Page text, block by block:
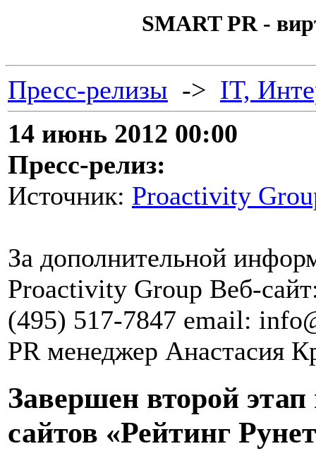
SMART PR -
Пресс-релизы -> IT,
14 июнь 2012 00:00
Пресс-релиз:
Источник: Proactivity
За дополнительной
Proactivity Group Веб-
(495) 517-7847 email:
PR менеджер Анастасия
Завершен второй этап
сайтов «Рейтинг